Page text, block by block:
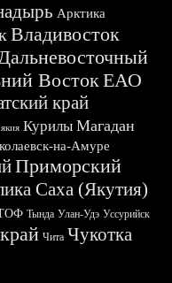
Арктика
Владивосток
ВостокЕАО
край
Курилы Магадан
на-Амуре
Приморский
Саха (Якутия)
Тында Улан-Удэ Уссурийск
Чита Чукотка